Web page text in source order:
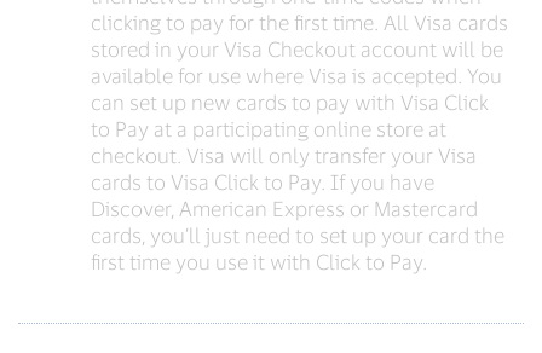
clicking to pay for the first time. All Visa cards
stored in your Visa Checkout account will be
available for use where Visa is accepted. You
can set up new cards to pay with Visa Click
to Pay at a participating online store at
checkout. Visa will only transfer your Visa
cards to Visa Click to Pay. If you have
Discover, American Express or Mastercard
cards, you’ll just need to set up your card the
first time you use it with Click to Pay.